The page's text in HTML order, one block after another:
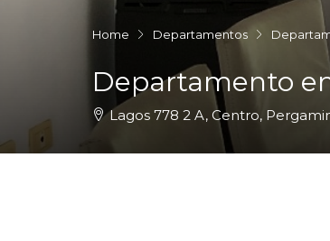
Home Departamentos
Departamento
Lagos 778 2 A, Centro,